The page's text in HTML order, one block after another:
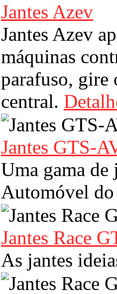
Jantes Azev
Jantes Azev
máquinas
parafuso, gire
central.
Jantes GTS-
Uma gama de
Automóvel
Jantes Race
As jantes